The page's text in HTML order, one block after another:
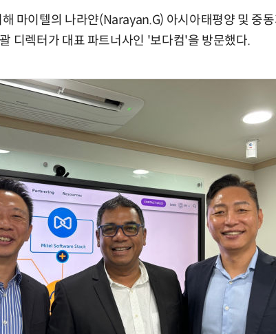
마이텔의 나라얀(Narayan.G) 아시아태평양 및 중
디렉터가 대표 파트너사인 '보다컴'을 방문했다.